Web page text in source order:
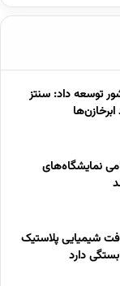
توسعه داد: سنتز
نمایشگاه‌های
شیمیایی پلاستیک
بستگی دارد